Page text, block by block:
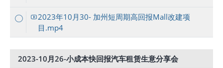
2023年10月30- 加州短周期高回报Mall改建项
目.mp4
2023-10月26-小成本快回报汽车租赁生意分享会